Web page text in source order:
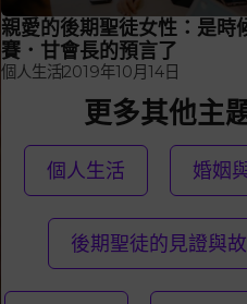
親愛的後期聖徒女性：是時
賽．甘會長的預言了
個人生活2019年10月14日
更多其他主
個人生活 婚姻
後期聖徒的見證與